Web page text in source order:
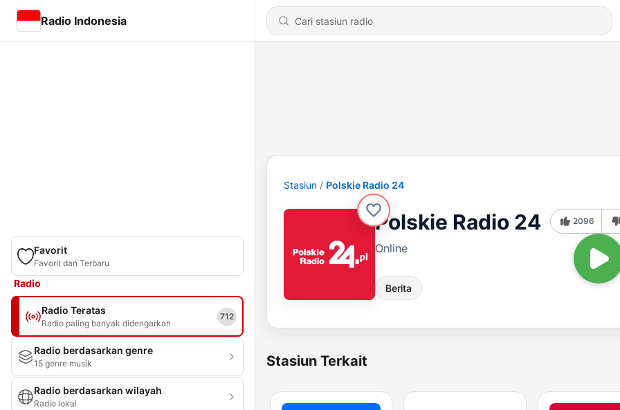
Radio Indonesia
Favorit
Favorit dan Terbaru
Radio
Radio Teratas
Radio paling banyak didengarkan
712
Radio berdasarkan genre
15 genre musik
Radio berdasarkan wilayah
Radio lokal
Stasiun Polskie Radio 24
Polskie Radio 24
Online
Berita
2096
Stasiun Terkait